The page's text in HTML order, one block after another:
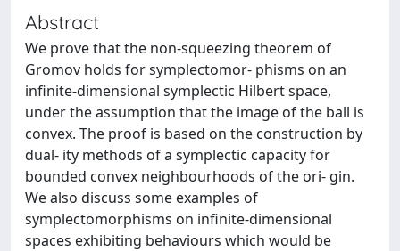
Abstract
We prove that the non-squeezing theorem of
Gromov holds for symplectomor- phisms on an
infinite-dimensional symplectic Hilbert space,
under the assumption that the image of the ball is
convex. The proof is based on the construction by
dual- ity methods of a symplectic capacity for
bounded convex neighbourhoods of the ori- gin.
We also discuss some examples of
symplectomorphisms on infinite-dimensional
spaces exhibiting behaviours which would be